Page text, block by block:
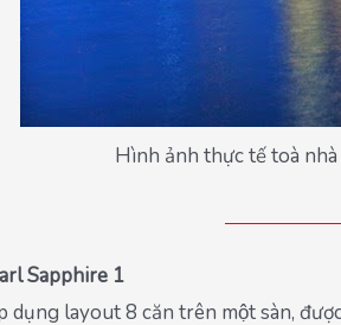
Hình ảnh thực tế toà
Sapphire 1
dụng layout 8 căn trên một sàn,